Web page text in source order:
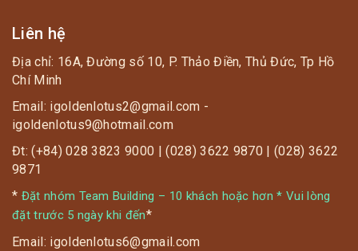
Liên hệ
Địa chỉ: 16A, Đường số 10, P. Thảo Điền, Thủ Đức, Tp Hồ
Chí Minh
Email: igoldenlotus2@gmail.com -
igoldenlotus9@hotmail.com
Đt: (+84) 028 3823 9000 | (028) 3622 9870 | (028) 3622
9871
* Đặt nhóm Team Building – 10 khách hoặc hơn * Vui lòng
đặt trước 5 ngày khi đến*
Email: igoldenlotus6@gmail.com